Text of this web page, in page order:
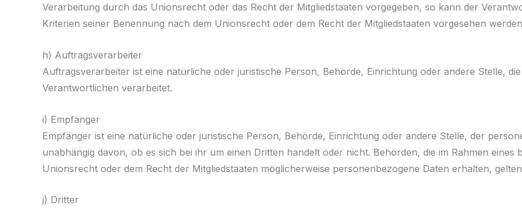
Verarbeitung durch das Unionsrecht oder das Recht der Mitgliedstaaten vorgegeben, so kann der
Kriterien seiner Benennung nach dem Unionsrecht oder dem Recht der Mitgliedstaaten vorgesehen
h) Auftragsverarbeiter
Auftragsverarbeiter ist eine natürliche oder juristische Person, Behörde, Einrichtung oder andere Stelle,
Verantwortlichen verarbeitet.
i) Empfänger
Empfänger ist eine natürliche oder juristische Person, Behörde, Einrichtung oder andere Stelle, der
unabhängig davon, ob es sich bei ihr um einen Dritten handelt oder nicht. Behörden, die im Rahmen
Unionsrecht oder dem Recht der Mitgliedstaaten möglicherweise personenbezogene Daten erhalten,
j) Dritter